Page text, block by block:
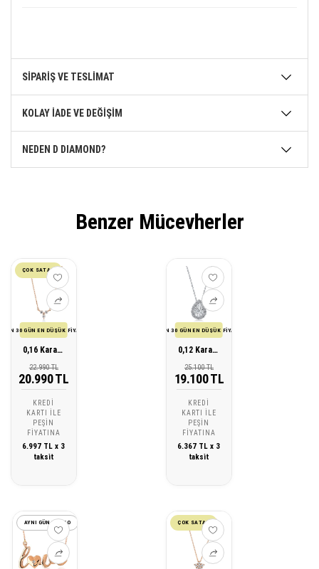
SİPARİŞ VE TESLİMAT
KOLAY İADE VE DEĞİŞİM
NEDEN D DIAMOND?
Benzer Mücevherler
ÇOK SATAN
SON 30 GÜN EN DÜŞÜK FİYATI
0,16 Karat Tasarım Pırlanta Altın Kolye
22.990 TL
20.990 TL
KREDI
KARTI ILE
PEŞIN
FIYATINA
6.997 TL x 3
taksit
SON 30 GÜN EN DÜŞÜK FİYATI
0,12 Karat Pırlanta Tasarım Kolye
25.100 TL
19.100 TL
KREDI
KARTI ILE
PEŞIN
FIYATINA
6.367 TL x 3
taksit
AYNI GÜN KARGO ÇOK SATAN